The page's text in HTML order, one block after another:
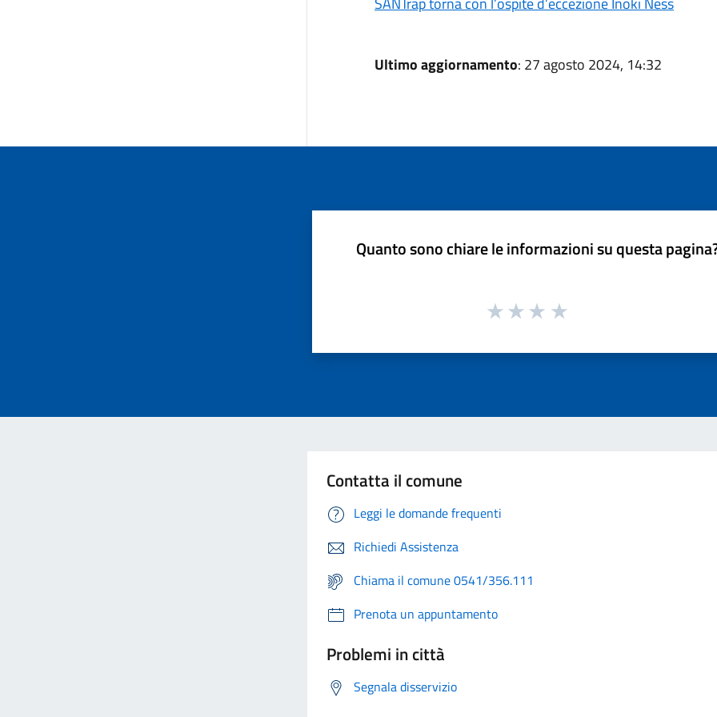
Ultimo aggiornamento: 27 agosto 2024, 14:32
Quanto sono chiare le informazioni su questa
Contatta il comune
Leggi le domande frequenti
Richiedi Assistenza
Chiama il comune 0541/356.111
Prenota un appuntamento
Problemi in città
Segnala disservizio